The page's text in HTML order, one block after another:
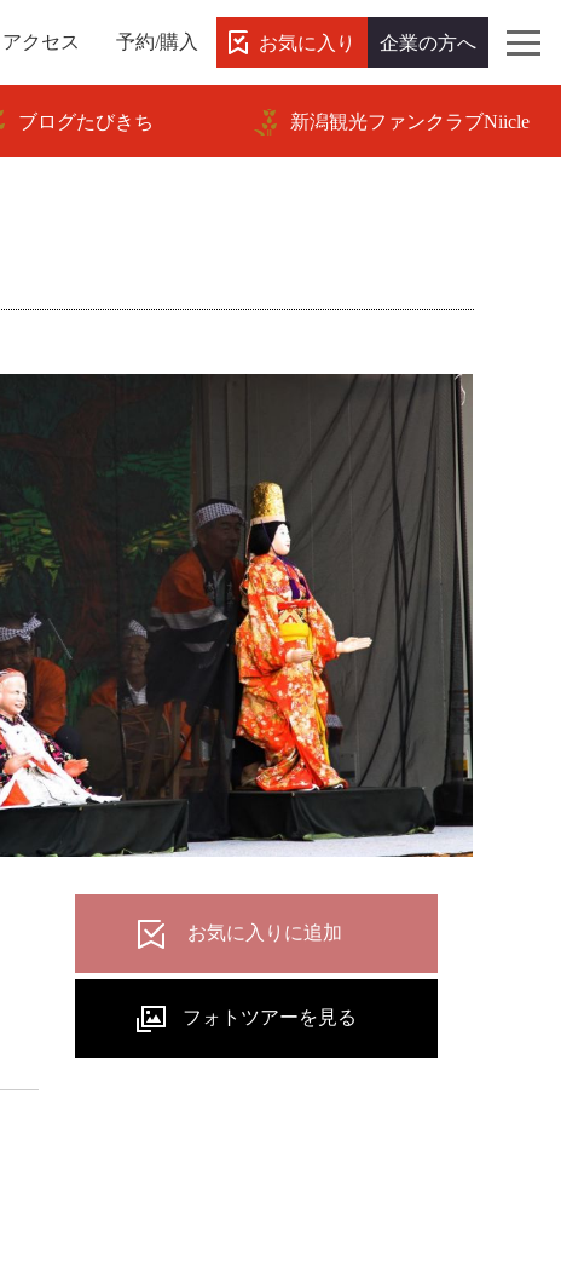
アクセス 予約/購入 お気に入り 企業の方へ
ブログたびきち 新潟観光ファンクラブNiicle